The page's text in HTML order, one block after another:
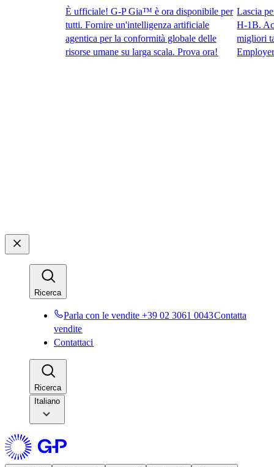
È ufficiale! G-P Gia™ è ora disponibile per
tutti. Fornire un'intelligenza artificiale
agentica per la conformità globale delle
risorse umane su larga scala. Prova ora!​​
Lascia
H-1B.
migliori
Employer of
Ricerca​​
Parla con le vendite +39 02 3061 0043​​Contatta
vendite​​
Contattaci​​
Ricerca​​
Italiano